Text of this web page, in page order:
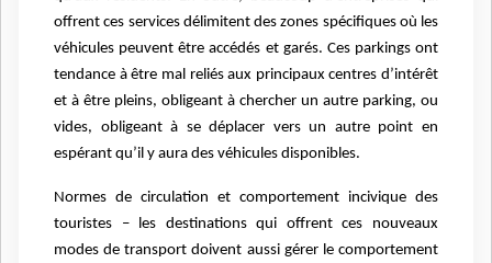
offrent ces services délimitent des zones spécifiques où les
véhicules peuvent être accédés et garés. Ces parkings ont
tendance à être mal reliés aux principaux centres d’intérêt
et à être pleins, obligeant à chercher un autre parking, ou
vides, obligeant à se déplacer vers un autre point en
espérant qu’il y aura des véhicules disponibles.
Normes de circulation et comportement incivique des
touristes – les destinations qui offrent ces nouveaux
modes de transport doivent aussi gérer le comportement